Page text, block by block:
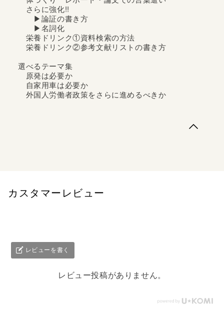
めようコアトレーニング１ 「本...
体づくり レポート・論文での言葉遣い
さらに強化!!
▶論証の書き方
▶名詞化
栄養ドリンク①資料検索の方法
栄養ドリンク②参考文献リストの書き方
選べるテーマ集
原発は必要か
自家用車は必要か
外国人労働者政策をさらに進めるべきか
カスタマーレビュー
レビューを書く
レビュー投稿がありません。